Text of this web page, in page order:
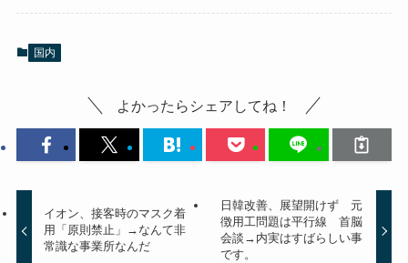
国内
よかったらシェアしてね！
イオン、接客時のマスク着
用「原則禁止」→なんて非
常識な事業所なんだ
日韓改善、展望開けず 元
徴用工問題は平行線 首脳
会談→内実はすばらしい事
です。